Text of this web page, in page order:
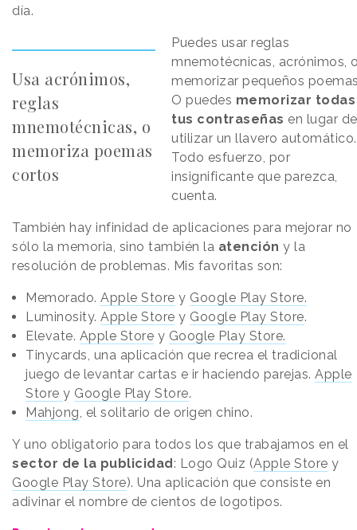
día.
Usa acrónimos,
reglas
mnemotécnicas, o
memoriza poemas
cortos
Puedes usar reglas
mnemotécnicas, acrónimos,
memorizar pequeños
O puedes memorizar todas
tus contraseñas en lugar de
utilizar un llavero automático.
Todo esfuerzo, por
insignificante que parezca,
cuenta.
También hay infinidad de aplicaciones para mejorar no
sólo la memoria, sino también la atención y la
resolución de problemas. Mis favoritas son:
Memorado. Apple Store y Google Play Store.
Luminosity. Apple Store y Google Play Store.
Elevate. Apple Store y Google Play Store.
Tinycards, una aplicación que recrea el tradicional
juego de levantar cartas e ir haciendo parejas. Apple
Store y Google Play Store.
Mahjong, el solitario de origen chino.
Y uno obligatorio para todos los que trabajamos en el
sector de la publicidad: Logo Quiz (Apple Store y
Google Play Store). Una aplicación que consiste en
adivinar el nombre de cientos de logotipos.